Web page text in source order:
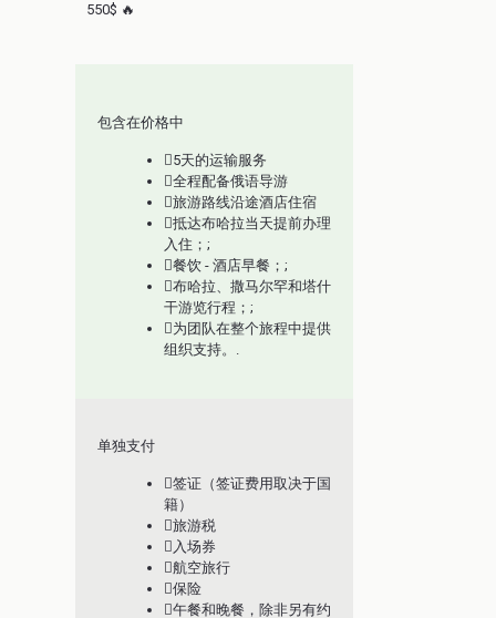
550$ 🔥
包含在价格中
5天的运输服务
全程配备俄语导游
旅游路线沿途酒店住宿
抵达布哈拉当天提前办理
入住；;
餐饮 - 酒店早餐；;
布哈拉、撒马尔罕和塔什
干游览行程；;
为团队在整个旅程中提供
组织支持。.
单独支付
签证（签证费用取决于国
籍）
旅游税
入场券
航空旅行
保险
午餐和晚餐，除非另有约